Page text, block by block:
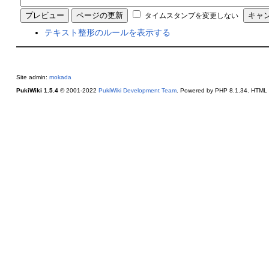
タイムスタンプを変更しない
テキスト整形のルールを表示する
Site admin: mokada
PukiWiki 1.5.4© 2001-2022 PukiWiki Development Team. Powered by PHP 8.1.34. HTML